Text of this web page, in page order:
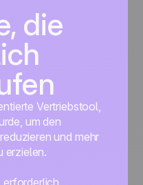
die
Vertriebstool,
um den
und mehr
erzielen.
erforderlich